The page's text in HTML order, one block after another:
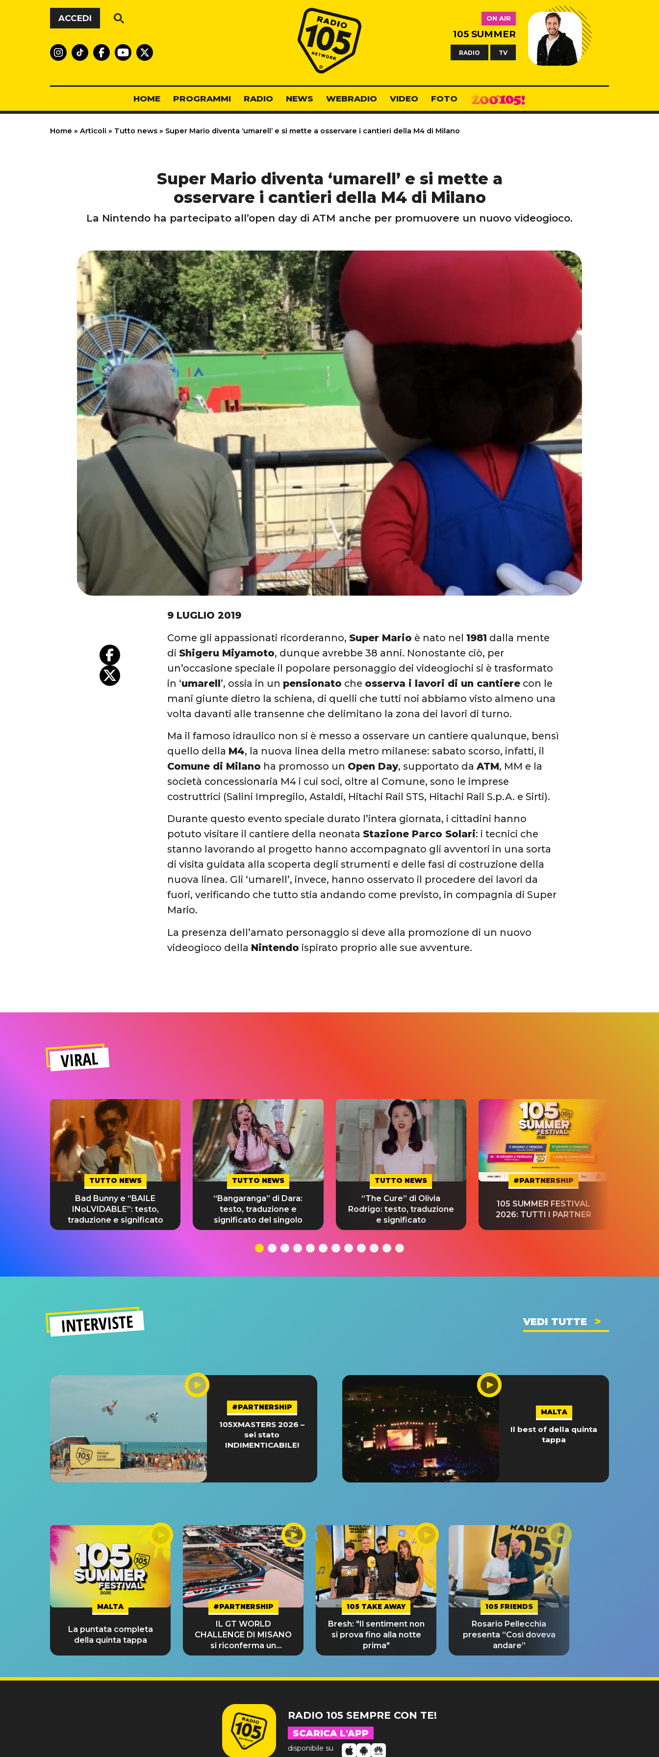
Vai al contenuto
ACCEDI
Radio 105
ON AIR
105 SUMMER
RADIO TV
HOME PROGRAMMI RADIO NEWS WEBRADIO VIDEO FOTO
Home » Articoli » Tutto news » Super Mario diventa ‘umarell’ e si mette a osservare i cantieri della M4 di Milano
Super Mario diventa ‘umarell’ e si mette a
osservare i cantieri della M4 di Milano
La Nintendo ha partecipato all’open day di ATM anche per promuovere un nuovo videogioco.
9 LUGLIO 2019
Come gli appassionati ricorderanno, Super Mario è nato nel1981 dalla mente
di Shigeru Miyamoto, dunque avrebbe 38 anni. Nonostante ciò, per
un’occasione speciale il popolare personaggio dei videogiochi si è trasformato
in ‘umarell’, ossia in un pensionato che osserva i lavori di un cantiere con le
mani giunte dietro la schiena, di quelli che tutti noi abbiamo visto almeno una
volta davanti alle transenne che delimitano la zona dei lavori di turno.
Ma il famoso idraulico non si è messo a osservare un cantiere qualunque, bensì
quello della M4, la nuova linea della metro milanese: sabato scorso, infatti, il
Comune di Milano ha promosso un Open Day, supportato daATM, MM e la
società concessionaria M4 i cui soci, oltre al Comune, sono le imprese
costruttrici (Salini Impregilo, Astaldi, Hitachi Rail STS, Hitachi Rail S.p.A. e Sirti).
Durante questo evento speciale durato l’intera giornata, i cittadini hanno
potuto visitare il cantiere della neonata Stazione Parco Solari: i tecnici che
stanno lavorando al progetto hanno accompagnato gli avventori in una sorta
di visita guidata alla scoperta degli strumenti e delle fasi di costruzione della
nuova linea. Gli ‘umarell’, invece, hanno osservato il procedere dei lavori da
fuori, verificando che tutto stia andando come previsto, in compagnia di Super
Mario.
La presenza dell’amato personaggio si deve alla promozione di un nuovo
videogioco della Nintendo ispirato proprio alle sue avventure.
VIRAL
TUTTO NEWS
Bad Bunny e “BAILE
INoLVIDABLE”: testo,
traduzione e significato
TUTTO NEWS
“Bangaranga” di Dara:
testo, traduzione e
significato del singolo
TUTTO NEWS
“The Cure” di Olivia
Rodrigo: testo, traduzione
e significato
#PARTNERSHIP
105 SUMMER FESTIVAL
2026: TUTTI I PARTNER
INTERVISTE VEDI TUTTE
#PARTNERSHIP
105XMASTERS 2026 –
sei stato
INDIMENTICABILE!
MALTA
Il best of della quinta
tappa
MALTA
La puntata completa
della quinta tappa
#PARTNERSHIP
IL GT WORLD
CHALLENGE DI MISANO
si riconferma un
GRANDE SUCCESSO!
105 TAKE AWAY
Bresh: "Il sentiment non
si prova fino alla notte
prima"
105 FRIENDS
Rosario Pellecchia
presenta “Così doveva
andare”
RADIO 105 SEMPRE CON TE!
SCARICA L'APP
disponibile su